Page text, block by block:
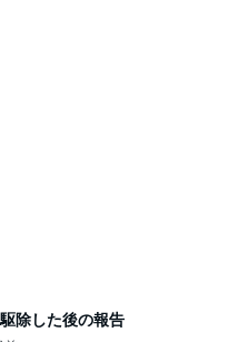
除した後の報告